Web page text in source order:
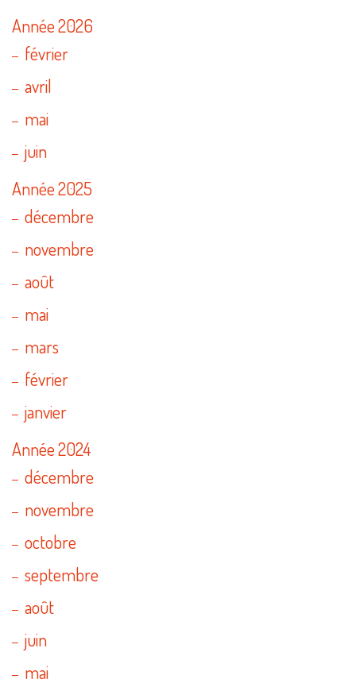
Année 2026
février
avril
mai
juin
Année 2025
décembre
novembre
août
mai
mars
février
janvier
Année 2024
décembre
novembre
octobre
septembre
août
juin
mai